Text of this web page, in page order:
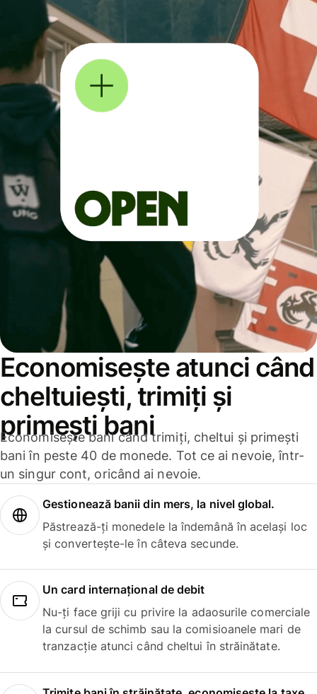
Economisește atunci când
cheltuiești, trimiți și
primești bani
Economisește bani când trimiți, cheltui și primești
bani în peste 40 de monede. Tot ce ai nevoie, într-
un singur cont, oricând ai nevoie.
Gestionează banii din mers, la nivel global.
Păstrează-ți monedele la îndemână în același loc
și convertește-le în câteva secunde.
Un card internațional de debit
Nu-ți face griji cu privire la adaosurile comerciale
la cursul de schimb sau la comisioanele mari de
tranzacție atunci când cheltui în străinătate.